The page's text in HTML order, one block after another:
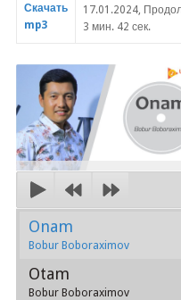
Скачать
mp3
17.01.2024,
3 мин. 42 сек.
Onam
Bobur Boboraximov
Otam
Bobur Boboraximov